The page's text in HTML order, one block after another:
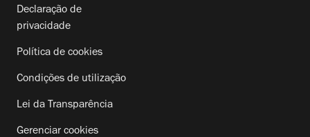
Declaração de
privacidade
Política de cookies
Condições de utilização
Lei da Transparência
Gerenciar cookies